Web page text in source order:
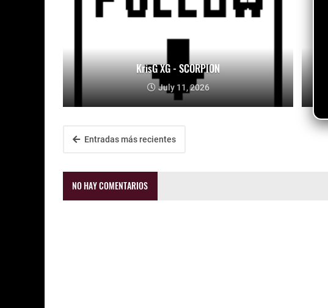
KrisG XG - SCORPION
July 11, 2026
Entradas más recientes
NO HAY COMENTARIOS